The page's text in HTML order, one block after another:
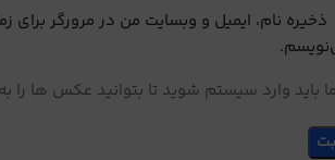
ذخیره نام، ایمیل و وبسایت من در مرورگر برای
باید وارد سیستم شوید تا بتوانید عکس ها را